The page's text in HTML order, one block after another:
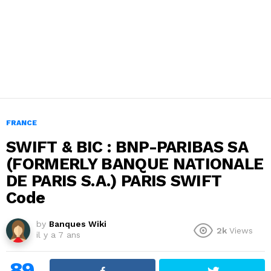
FRANCE
SWIFT & BIC : BNP-PARIBAS SA
(FORMERLY BANQUE NATIONALE
DE PARIS S.A.) PARIS SWIFT
Code
by Banques Wiki
il y a 7 ans
2k Views